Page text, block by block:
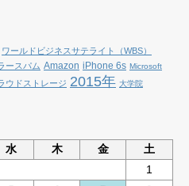
ワールドビジネスサテライト（WBS）
ースパム Amazon iPhone 6s Microsoft
ウドストレージ 2015年 大学院
水 木 金 土
1